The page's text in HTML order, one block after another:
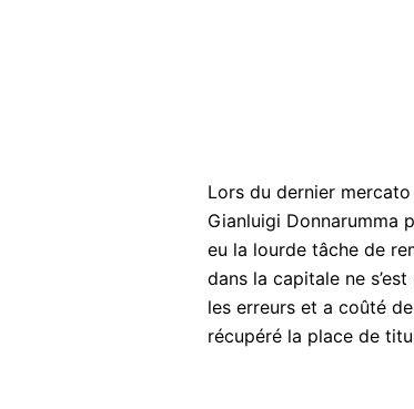
Lors du dernier
Gianluigi Donnarumma
eu la lourde tâche de
dans la capitale ne
les erreurs et a coûté
récupéré la place de